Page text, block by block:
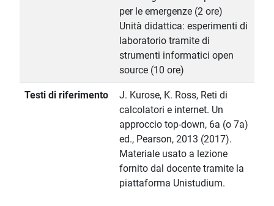
per le emergenze (2 ore)
Unità didattica: esperimenti di
laboratorio tramite di
strumenti informatici open
source (10 ore)
Testi di riferimento
J. Kurose, K. Ross, Reti di
calcolatori e internet. Un
approccio top-down, 6a (o 7a)
ed., Pearson, 2013 (2017).
Materiale usato a lezione
fornito dal docente tramite la
piattaforma Unistudium.